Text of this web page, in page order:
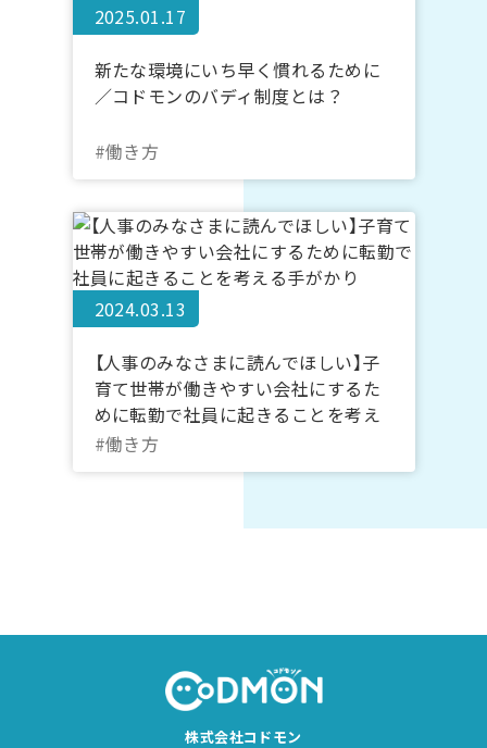
2025.01.17
新たな環境にいち早く慣れるために
／コドモンのバディ制度とは？
#働き方
2024.03.13
【人事のみなさまに読んでほしい】子
育て世帯が働きやすい会社にするた
めに転勤で社員に起きることを考え
る手がかり
#働き方
株式会社コドモン